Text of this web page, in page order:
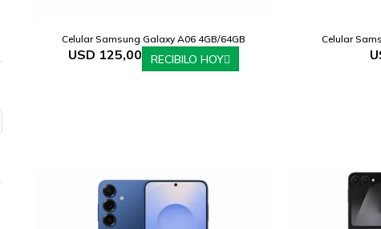
Celular Samsung Galaxy A06 4GB/64GB
USD 125,00 RECIBILO HOY
Celular